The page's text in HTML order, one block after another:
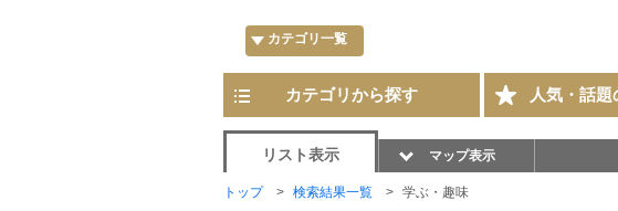
カテゴリ一覧
カテゴリから探す 人気・話
リスト表示 マップ表示
トップ 検索結果一覧 学ぶ・趣味